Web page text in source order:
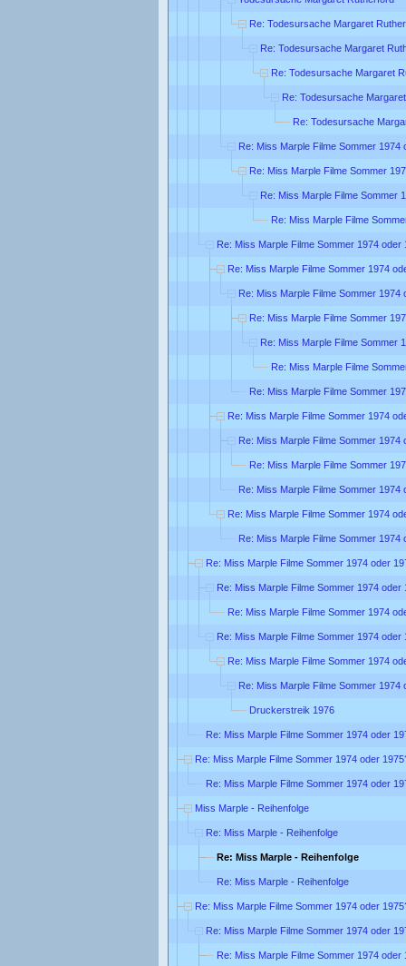
Re: Todesursache Margaret
Re: Todesursache Margaret
Re: Todesursache Margaret
Re: Todesursache
Re: Todesursache
Re: Miss Marple Filme Sommer 1974
Re: Miss Marple Filme Sommer
Re: Miss Marple Filme Sommer
Re: Miss Marple Filme
Re: Miss Marple Filme Sommer 1974 oder
Re: Miss Marple Filme Sommer 1974
Re: Miss Marple Filme Sommer 1974
Re: Miss Marple Filme Sommer
Re: Miss Marple Filme Sommer
Re: Miss Marple Filme
Re: Miss Marple Filme Sommer
Re: Miss Marple Filme Sommer 1974
Re: Miss Marple Filme Sommer 1974
Re: Miss Marple Filme Sommer
Re: Miss Marple Filme Sommer 1974
Re: Miss Marple Filme Sommer 1974
Re: Miss Marple Filme Sommer 1974
Re: Miss Marple Filme Sommer 1974 oder
Re: Miss Marple Filme Sommer 1974 oder
Re: Miss Marple Filme Sommer 1974
Re: Miss Marple Filme Sommer 1974 oder
Re: Miss Marple Filme Sommer 1974
Re: Miss Marple Filme Sommer 1974
Druckerstreik 1976
Re: Miss Marple Filme Sommer 1974 oder
Re: Miss Marple Filme Sommer 1974 oder
Re: Miss Marple Filme Sommer 1974 oder
Miss Marple - Reihenfolge
Re: Miss Marple - Reihenfolge
Re: Miss Marple - Reihenfolge
Re: Miss Marple - Reihenfolge
Re: Miss Marple Filme Sommer 1974 oder
Re: Miss Marple Filme Sommer 1974 oder
Re: Miss Marple Filme Sommer 1974 oder